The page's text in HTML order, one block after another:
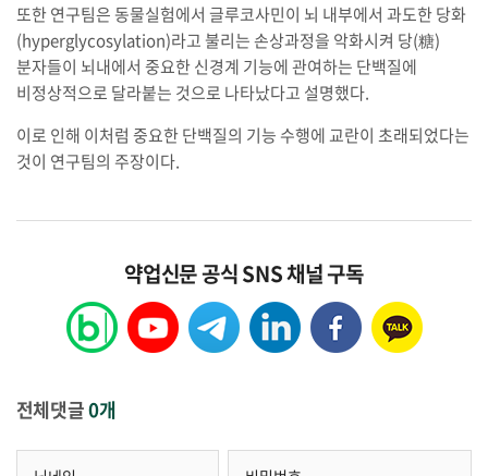
또한 연구팀은 동물실험에서 글루코사민이 뇌 내부에서 과도한 당화
(hyperglycosylation)라고 불리는 손상과정을 악화시켜 당(糖)
분자들이 뇌내에서 중요한 신경계 기능에 관여하는 단백질에
비정상적으로 달라붙는 것으로 나타났다고 설명했다.
이로 인해 이처럼 중요한 단백질의 기능 수행에 교란이 초래되었다는
것이 연구팀의 주장이다.
약업신문 공식 SNS 채널 구독
전체댓글0개